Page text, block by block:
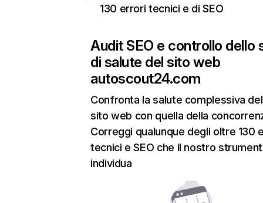
130 errori tecnici e di SEO
Audit SEO e controllo dello
di salute del sito web
autoscout24.com
Confronta la salute complessiva
sito web con quella della
Correggi qualunque degli oltre 130
tecnici e SEO che il nostro
individua